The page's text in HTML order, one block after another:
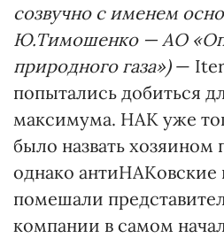
созвучно с именем
Ю.Тимошенко — АО
природного газа»)—
попытались добиться
максимума. НАК уже
было назвать хозяином
однако антиНАКовские
помешали
компании в самом